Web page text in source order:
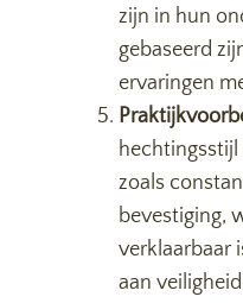
zijn in hun
gebaseerd
ervaringen
hechtingsstijl
zoals
bevestiging,
verklaarbaar
aan